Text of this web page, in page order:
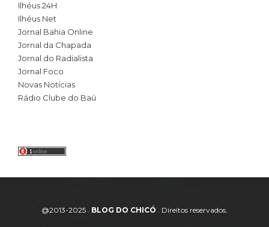
Ilhéus 24H
Ilhéus Net
Jornal Bahia Online
Jornal da Chapada
Jornal do Radialista
Jornal Foco
Novas Notícias
Rádio Clube do Baú
@2013-2025 . BLOG DO CHICÓ . Direitos reservados.